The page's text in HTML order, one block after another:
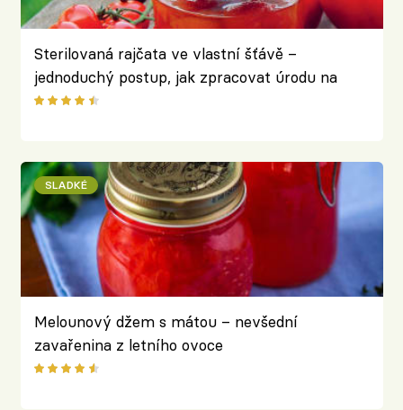
Sterilovaná rajčata ve vlastní šťávě –
jednoduchý postup, jak zpracovat úrodu na
zimu
SLADKÉ
Melounový džem s mátou – nevšední
zavařenina z letního ovoce